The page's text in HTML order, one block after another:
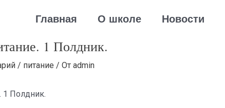
Главная О школе Новости
1 Полдник.
/ питание / От admin
1 Полдник.